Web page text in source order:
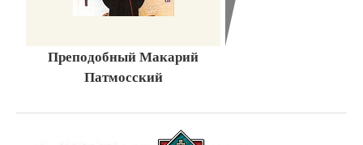
Преподобный Макарий
Патмосский